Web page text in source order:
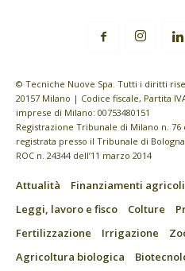
© Tecniche Nuove Spa. Tutti i diritti
20157 Milano | Codice fiscale, Partita
imprese di Milano: 00753480151
Registrazione Tribunale di Milano n.
registrata presso il Tribunale di
ROC n. 24344 dell’11 marzo 2014
Attualità Finanziamenti agricoli
Leggi, lavoro e fisco
Colture
Fertilizzazione
Irrigazione
Agricoltura biologica